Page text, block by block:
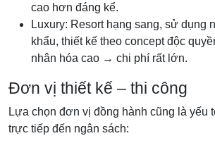
cao hơn đáng kể.
Luxury: Resort hạng sang, sử dụng
khẩu, thiết kế theo concept độc
nhân hóa cao → chi phí rất lớn.
Đơn vị thiết kế – thi công
Lựa chọn đơn vị đồng hành cũng là yếu
trực tiếp đến ngân sách: